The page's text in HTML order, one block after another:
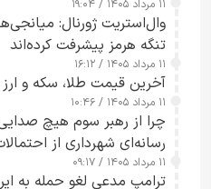
۱۱ مرداد ۱۴۰۵ / ۱۹:۰۴
وال‌استریت ژورنال:
تنگه هرمز پیشرفت کرده‌اند
۱۱ مرداد ۱۴۰۵ / ۱۶:۱۲
آخرین قیمت طلا، سکه و ارز یکشنبه 11
۱۱ مرداد ۱۴۰۵ / ۱۰:۴۶
چرا از رهبر سوم هیچ
رسانه‌ای شهرداری از
جاسوسی گفت
۱۱ مرداد ۱۴۰۵ / ۰۹:۱۷
ترامپ مدعی